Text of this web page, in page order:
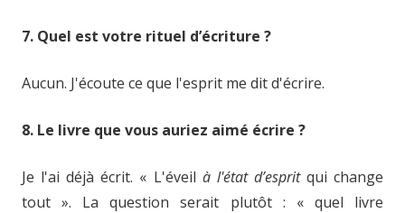
7. Quel est votre rituel d’écriture ?
Aucun. J'écoute ce que l'esprit me dit d'écrire.
8. Le livre que vous auriez aimé écrire ?
Je l'ai déjà écrit. « L'éveil à l'état d’esprit qui change
tout ». La question serait plutôt : « quel livre